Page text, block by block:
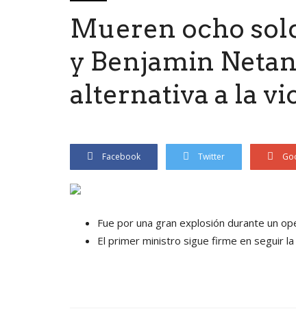
Mueren ocho
y Benjamin
alternativa a la
Facebook Twitter
Fue por una gran explosión durante un
El primer ministro sigue firme en seguir